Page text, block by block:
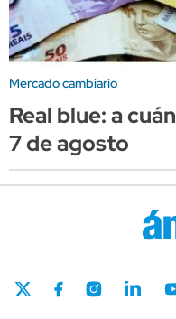
Mercado cambiario
Real blue: a
7 de agosto